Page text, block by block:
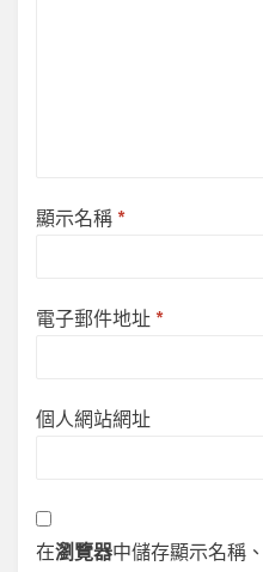
顯示名稱 *
電子郵件地址 *
個人網站網址
在瀏覽器中儲存顯示名稱